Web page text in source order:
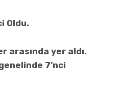
Oldu.
arasında yer aldı.
7’nci